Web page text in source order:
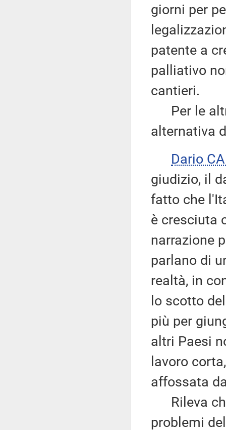
giorni per
patente a
palliativo
cantieri.
Per le
alternativa
Dario
giudizio, il
fatto che
è cresciuta
narrazione
parlano di
realtà, in
lo scotto
più per
altri Paesi
lavoro
affossata
Rileva
problemi